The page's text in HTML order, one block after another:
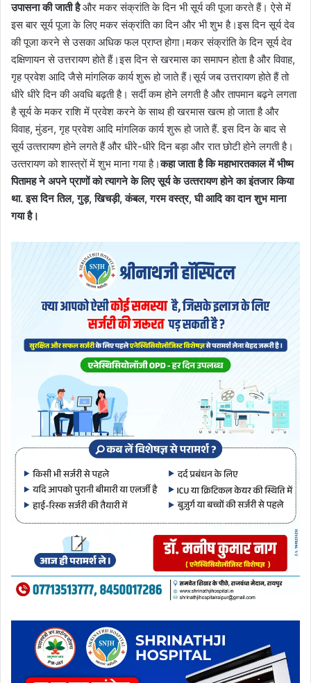
उपासना की जाती हैऔर मकर संक्रांति के दिन भी सूर्य की पूजा करते हैं। ऐसे में
इस बार सूर्य पूजा के लिए मकर संक्रांति का दिन और भी शुभ है।इस दिन सूर्य देव
की पूजा करने से उसका अधिक फल प्राप्त होगा।मकर संक्रांति के दिन सूर्य देव
दक्षिणायन से उत्तरायण होते हैं।इस दिन से खरमास का समापन होता है और विवाह,
गृह प्रवेश आदि जैसे मांगलिक कार्य शुरू हो जाते हैं।सूर्य जब उत्तरायण होते हैं तो
धीरे धीरे दिन की अवधि बढ़ती है। सर्दी कम होने लगती है और तापमान बढ़ने लगता
है सूर्य के मकर राशि में प्रवेश करने के साथ ही खरमास खत्‍म हो जाता है और
विवाह, मुंडन, गृह प्रवेश आदि मांगलिक कार्य शुरू हो जाते हैं. इस दिन के बाद से
सूर्य उत्‍तरायण होने लगते हैं और धीरे-धीरे दिन बड़ा और रात छोटी होने लगती है।
उत्‍तरायण को शास्‍त्रों में शुभ माना गया है।कहा जाता है कि महाभारतकाल में भीष्‍म
पितामह ने अपने प्राणों को त्‍यागने के लिए सूर्य के उत्‍तरायण होने का इंतजार किया
था. इस दिन तिल, गुड़, खिचड़ी, कंबल, गरम वस्त्र, घी आदि का दान शुभ माना
गया है।